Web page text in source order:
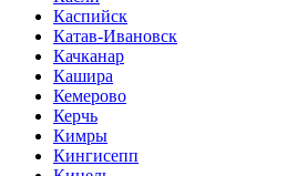
Каспийск
Катав-Ивановск
Качканар
Кашира
Кемерово
Керчь
Кимры
Кингисепп